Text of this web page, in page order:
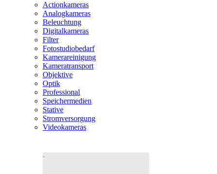
Actionkameras
Analogkameras
Beleuchtung
Digitalkameras
Filter
Fotostudiobedarf
Kamerareinigung
Kameratransport
Objektive
Optik
Professional
Speichermedien
Stative
Stromversorgung
Videokameras